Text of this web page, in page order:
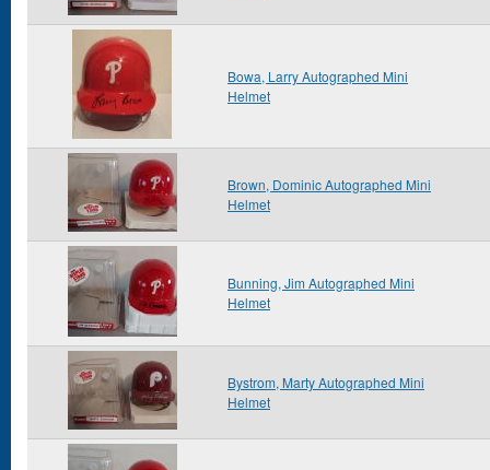
Bowa, Larry Autographed Mini
Helmet
Brown, Dominic Autographed Mini
Helmet
Bunning, Jim Autographed Mini
Helmet
Bystrom, Marty Autographed Mini
Helmet